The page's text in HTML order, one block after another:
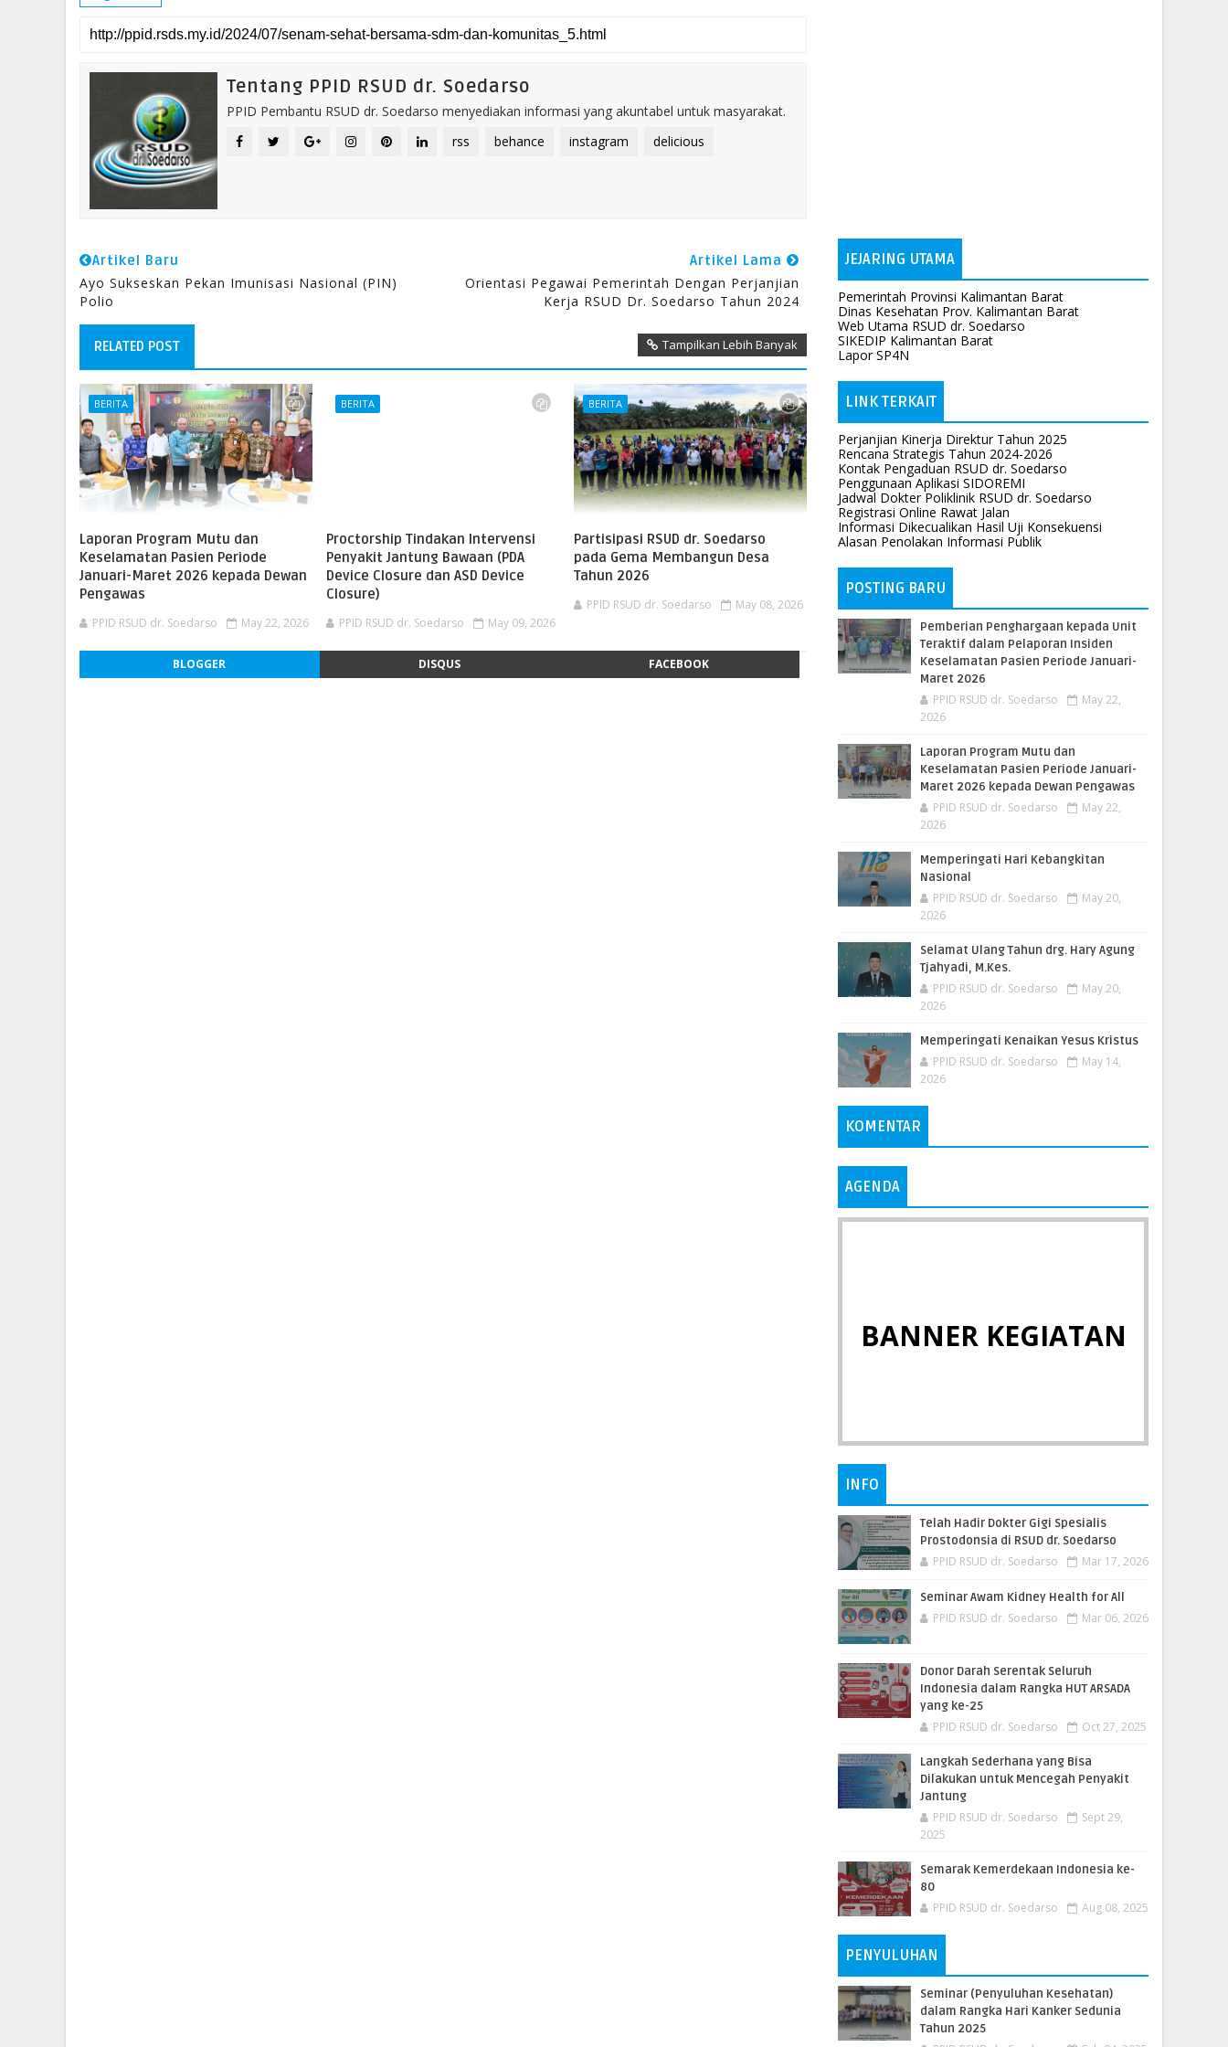
Tentang PPID RSUD dr. Soedarso
PPID Pembantu RSUD dr. Soedarso menyediakan informasi yang akuntabel untuk masyarakat.
rss
behance instagram delicious
Artikel Baru
Ayo Sukseskan Pekan Imunisasi Nasional (PIN)
Polio
Artikel Lama
Orientasi Pegawai Pemerintah Dengan Perjanjian
Kerja RSUD Dr. Soedarso Tahun 2024
RELATED POST Tampilkan Lebih Banyak
BERITA
Laporan Program Mutu dan
Keselamatan Pasien Periode
Januari-Maret 2026 kepada Dewan
Pengawas
PPID RSUD dr. Soedarso May 22, 2026
BERITA
Proctorship Tindakan Intervensi
Penyakit Jantung Bawaan (PDA
Device Closure dan ASD Device
Closure)
PPID RSUD dr. Soedarso May 09, 2026
BERITA
Partisipasi RSUD dr. Soedarso
pada Gema Membangun Desa
Tahun 2026
PPID RSUD dr. Soedarso May 08, 2026
BLOGGER DISQUS FACEBOOK
JEJARING UTAMA
Pemerintah Provinsi Kalimantan Barat
Dinas Kesehatan Prov. Kalimantan Barat
Web Utama RSUD dr. Soedarso
SIKEDIP Kalimantan Barat
Lapor SP4N
LINK TERKAIT
Perjanjian Kinerja Direktur Tahun 2025
Rencana Strategis Tahun 2024-2026
Kontak Pengaduan RSUD dr. Soedarso
Penggunaan Aplikasi SIDOREMI
Jadwal Dokter Poliklinik RSUD dr. Soedarso
Registrasi Online Rawat Jalan
Informasi Dikecualikan Hasil Uji Konsekuensi
Alasan Penolakan Informasi Publik
POSTING BARU
Pemberian Penghargaan kepada Unit
Teraktif dalam Pelaporan Insiden
Keselamatan Pasien Periode Januari-
Maret 2026
PPID RSUD dr. Soedarso
May 22,
2026
Laporan Program Mutu dan
Keselamatan Pasien Periode Januari-
Maret 2026 kepada Dewan Pengawas
PPID RSUD dr. Soedarso
May 22,
2026
Memperingati Hari Kebangkitan
Nasional
PPID RSUD dr. Soedarso
May 20,
2026
Selamat Ulang Tahun drg. Hary Agung
Tjahyadi, M.Kes.
PPID RSUD dr. Soedarso
May 20,
2026
Memperingati Kenaikan Yesus Kristus
PPID RSUD dr. Soedarso
May 14,
2026
KOMENTAR
AGENDA
BANNER KEGIATAN
INFO
Telah Hadir Dokter Gigi Spesialis
Prostodonsia di RSUD dr. Soedarso
PPID RSUD dr. Soedarso Mar 17, 2026
Seminar Awam Kidney Health for All
PPID RSUD dr. Soedarso Mar 06, 2026
Donor Darah Serentak Seluruh
Indonesia dalam Rangka HUT ARSADA
yang ke-25
PPID RSUD dr. Soedarso Oct 27, 2025
Langkah Sederhana yang Bisa
Dilakukan untuk Mencegah Penyakit
Jantung
PPID RSUD dr. Soedarso
Sept 29,
2025
Semarak Kemerdekaan Indonesia ke-
80
PPID RSUD dr. Soedarso Aug 08, 2025
PENYULUHAN
Seminar (Penyuluhan Kesehatan)
dalam Rangka Hari Kanker Sedunia
Tahun 2025